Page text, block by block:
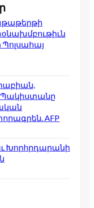
Պոլսահայ
Պակիստանը
AFP
Խորհրդարանի